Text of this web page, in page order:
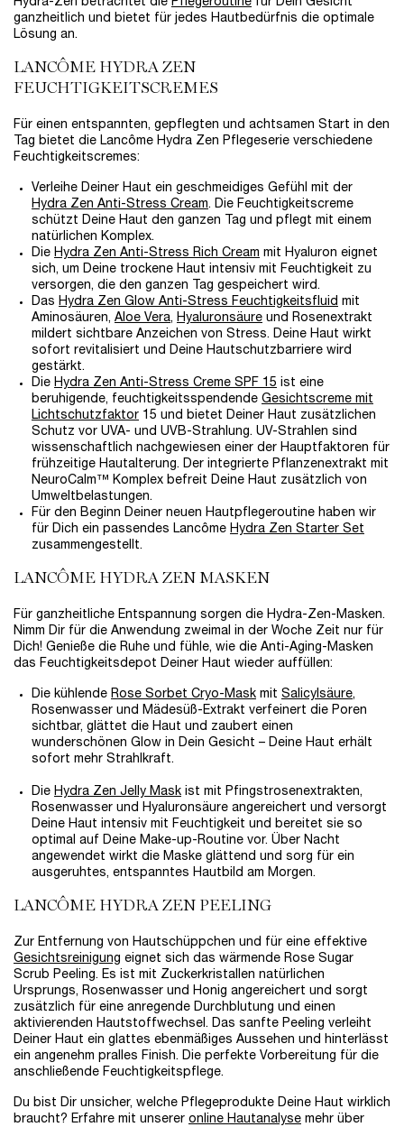
Hydra-Zen betrachtet die Pflegeroutine für Dein Gesicht
ganzheitlich und bietet für jedes Hautbedürfnis die optimale
Lösung an.
LANCÔME HYDRA ZEN
FEUCHTIGKEITSCREMES
Für einen entspannten, gepflegten und achtsamen Start in den
Tag bietet die Lancôme Hydra Zen Pflegeserie verschiedene
Feuchtigkeitscremes:
Verleihe Deiner Haut ein geschmeidiges Gefühl mit der
Hydra Zen Anti-Stress Cream. Die Feuchtigkeitscreme
schützt Deine Haut den ganzen Tag und pflegt mit einem
natürlichen Komplex.
Die Hydra Zen Anti-Stress Rich Cream mit Hyaluron eignet
sich, um Deine trockene Haut intensiv mit Feuchtigkeit zu
versorgen, die den ganzen Tag gespeichert wird.
Das Hydra Zen Glow Anti-Stress Feuchtigkeitsfluid
mit
Aminosäuren, Aloe Vera, Hyaluronsäure und Rosenextrakt
mildert sichtbare Anzeichen von Stress. Deine Haut wirkt
sofort revitalisiert und Deine Hautschutzbarriere wird
gestärkt.
Die Hydra Zen Anti-Stress Creme SPF 15 ist eine
beruhigende, feuchtigkeitsspendende Gesichtscreme mit
Lichtschutzfaktor 15 und bietet Deiner Haut zusätzlichen
Schutz vor UVA- und UVB-Strahlung. UV-Strahlen sind
wissenschaftlich nachgewiesen einer der Hauptfaktoren für
frühzeitige Hautalterung. Der integrierte Pflanzenextrakt mit
NeuroCalm™ Komplex befreit Deine Haut zusätzlich von
Umweltbelastungen.
Für den Beginn Deiner neuen Hautpflegeroutine haben wir
für Dich ein passendes Lancôme Hydra Zen Starter Set
zusammengestellt.
LANCÔME HYDRA ZEN MASKEN
Für ganzheitliche Entspannung sorgen die Hydra-Zen-Masken.
Nimm Dir für die Anwendung zweimal in der Woche Zeit nur für
Dich! Genieße die Ruhe und fühle, wie die Anti-Aging-Masken
das Feuchtigkeitsdepot Deiner Haut wieder auffüllen:
Die kühlende Rose Sorbet Cryo-Mask mit Salicylsäure,
Rosenwasser und Mädesüß-Extrakt verfeinert die Poren
sichtbar, glättet die Haut und zaubert einen
wunderschönen Glow in Dein Gesicht – Deine Haut erhält
sofort mehr Strahlkraft.
Die Hydra Zen Jelly Mask ist mit Pfingstrosenextrakten,
Rosenwasser und Hyaluronsäure angereichert und versorgt
Deine Haut intensiv mit Feuchtigkeit und bereitet sie so
optimal auf Deine Make-up-Routine vor. Über Nacht
angewendet wirkt die Maske glättend und sorg für ein
ausgeruhtes, entspanntes Hautbild am Morgen.
LANCÔME HYDRA ZEN PEELING
Zur Entfernung von Hautschüppchen und für eine effektive
Gesichtsreinigung eignet sich das wärmende Rose Sugar
Scrub Peeling. Es ist mit Zuckerkristallen natürlichen
Ursprungs, Rosenwasser und Honig angereichert und sorgt
zusätzlich für eine anregende Durchblutung und einen
aktivierenden Hautstoffwechsel. Das sanfte Peeling verleiht
Deiner Haut ein glattes ebenmäßiges Aussehen und hinterlässt
ein angenehm pralles Finish. Die perfekte Vorbereitung für die
anschließende Feuchtigkeitspflege.
Du bist Dir unsicher, welche Pflegeprodukte Deine Haut wirklich
braucht? Erfahre mit unserer online Hautanalyse mehr über